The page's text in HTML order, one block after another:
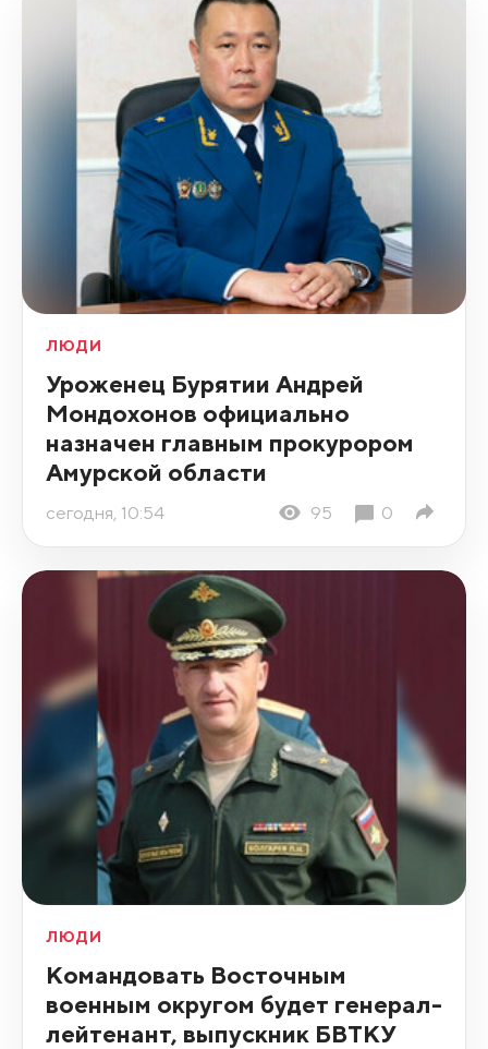
ЛЮДИ
Уроженец Бурятии Андрей
Мондохонов официально
назначен главным прокурором
Амурской области
сегодня, 10:54 95 0
ЛЮДИ
Командовать Восточным
военным округом будет генерал-
лейтенант, выпускник БВТКУ